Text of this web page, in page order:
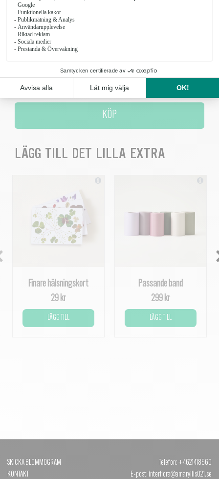
Beställ minst tre dagar innan begravningen eller kontakta gärna oss
i butiken så hjälper vi dig med rådgivning och beställning!
Antal
KÖP
LÄGG TILL DET LILLA EXTRA
Finare hälsningskort
29 kr
LÄGG TILL
Passande band
299 kr
LÄGG TILL
SKICKA BLOMMOGRAM
KONTAKT
Telefon: +4621418560
E-post: interflora@amaryllis021.se